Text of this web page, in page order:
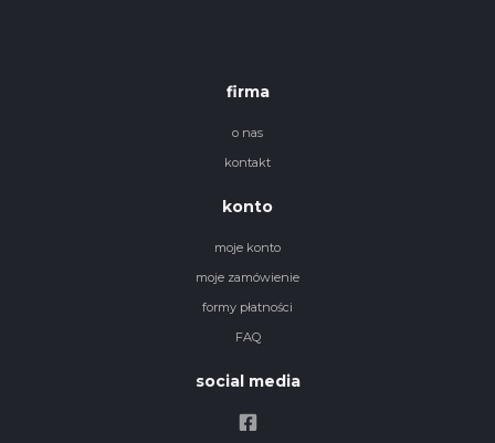
firma
o nas
kontakt
konto
moje konto
moje zamówienie
formy płatności
FAQ
social media